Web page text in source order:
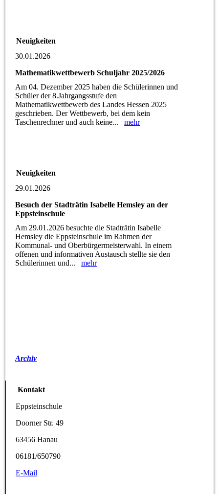
Neuigkeiten
30.01.2026
Mathematikwettbewerb Schuljahr 2025/2026
Am 04. Dezember 2025 haben die Schülerinnen und
Schüler der 8.Jahrgangsstufe den
Mathematikwettbewerb des Landes Hessen 2025
geschrieben. Der Wettbewerb, bei dem kein
Taschenrechner und auch keine...mehr
Neuigkeiten
29.01.2026
Besuch der Stadträtin Isabelle Hemsley an der
Eppsteinschule
Am 29.01.2026 besuchte die Stadträtin Isabelle
Hemsley die Eppsteinschule im Rahmen der
Kommunal- und Oberbürgermeisterwahl. In einem
offenen und informativen Austausch stellte sie den
Schülerinnen und...mehr
Archiv
Kontakt
Eppsteinschule
Doorner Str. 49
63456 Hanau
06181/650790
E-Mail